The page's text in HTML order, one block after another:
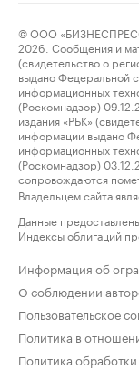
© ООО
2026. Сообщения и
(свидетельство о
выдано Федеральной
информационных
(Роскомнадзор)
издания «РБК»
информации выдано
информационных
(Роскомнадзор)
сопровождаются
Владельцем сайта
Данные
Индексы облигаций
Информация об
О соблюдении
Пользовательское
Политика в
Политика